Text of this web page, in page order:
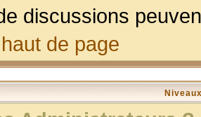
discussions
de page